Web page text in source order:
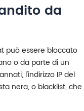
da
può essere bloccato
o da parte di un
l'indirizzo IP del
nera, o blacklist, che